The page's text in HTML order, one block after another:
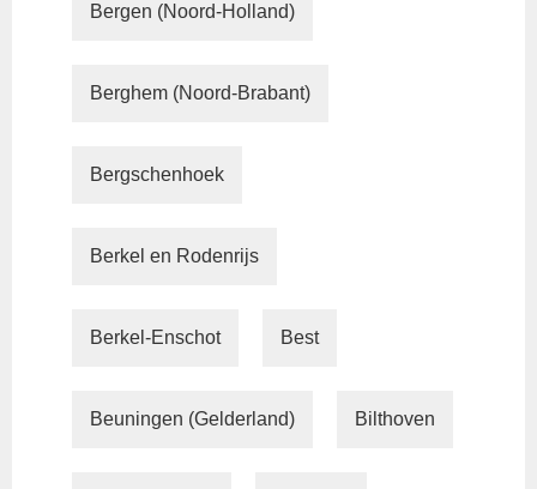
Bergen (Noord-Holland)
Berghem (Noord-Brabant)
Bergschenhoek
Berkel en Rodenrijs
Berkel-Enschot Best
Beuningen (Gelderland) Bilthoven